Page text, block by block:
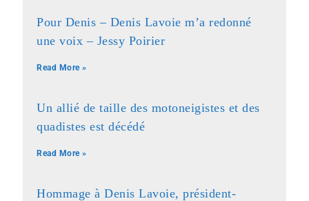
Pour Denis – Denis Lavoie m’a redonné
une voix – Jessy Poirier
Read More »
Un allié de taille des motoneigistes et des
quadistes est décédé
Read More »
Hommage à Denis Lavoie, président-